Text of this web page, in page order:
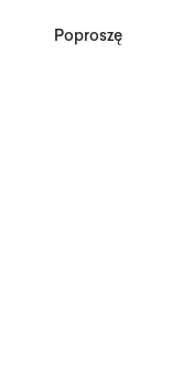
Poproszę